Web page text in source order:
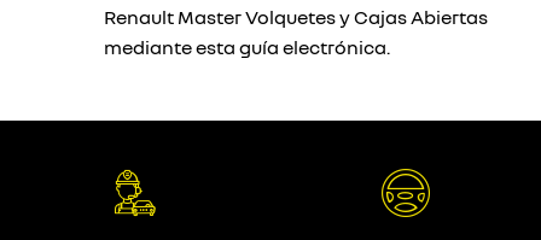
Renault Master Volquetes y Cajas Abiertas
mediante esta guía electrónica.